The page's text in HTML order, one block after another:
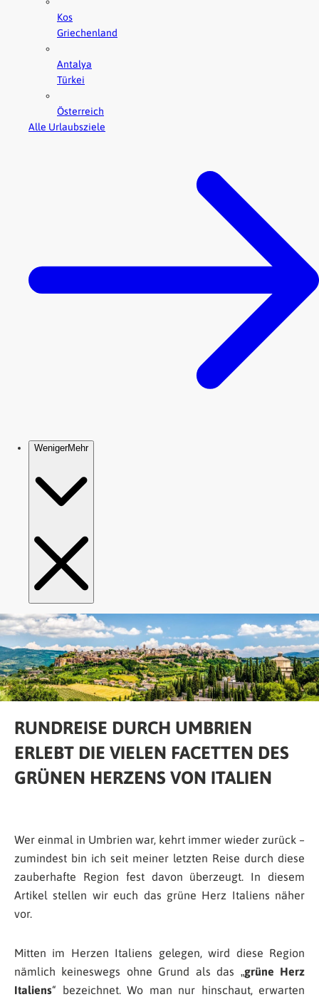
RUNDREISE DURCH UMBRIEN
ERLEBT DIE VIELEN FACETTEN DES
GRÜNEN HERZENS VON ITALIEN
Wer einmal in Umbrien war, kehrt immer wieder zurück –
zumindest bin ich seit meiner letzten Reise durch diese
zauberhafte Region fest davon überzeugt. In diesem
Artikel stellen wir euch das grüne Herz Italiens näher
vor.
Mitten im Herzen Italiens gelegen, wird diese Region
nämlich keineswegs ohne Grund als das „grüne Herz
Italiens“ bezeichnet. Wo man nur hinschaut, erwarten